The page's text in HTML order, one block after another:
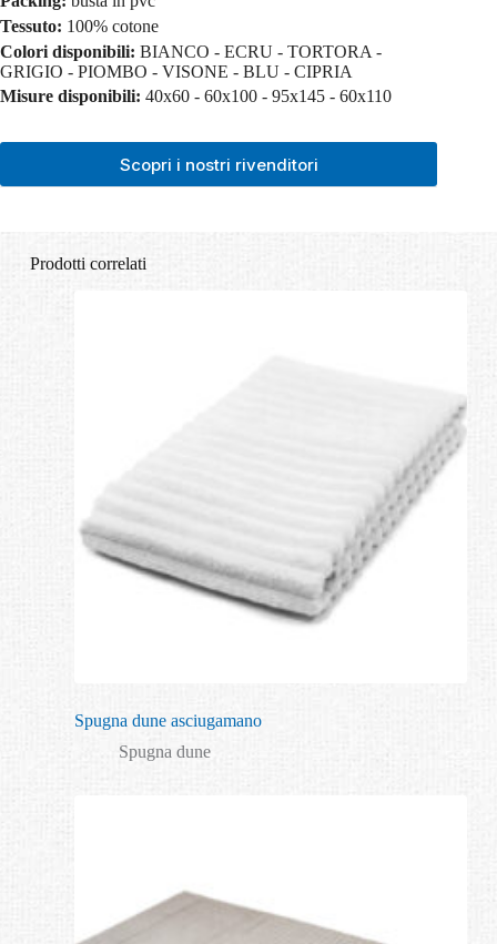
Tessuto: 100% cotone
Colori disponibili: BIANCO - ECRU - TORTORA -
GRIGIO - PIOMBO - VISONE - BLU - CIPRIA
Misure disponibili: 40x60 - 60x100 - 95x145 - 60x110
Scopri i nostri rivenditori
Prodotti correlati
Spugna dune asciugamano
Spugna dune